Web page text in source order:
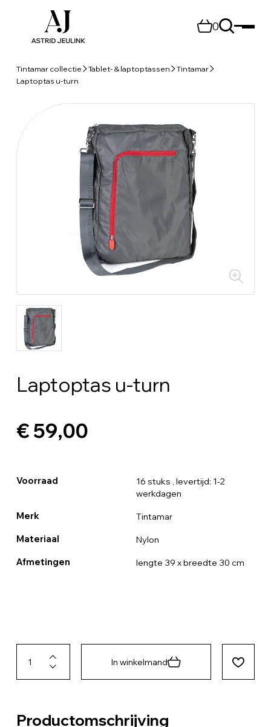
0
Tintamar collectie Tablet- & laptoptassen
Tintamar
Laptoptas u-turn
Laptoptas u-turn
€ 59,00
Voorraad 16 stuks , levertijd: 1-2
werkdagen
Merk Tintamar
Materiaal Nylon
Afmetingen lengte 39 x breedte 30 cm
In winkelmand
Productomschrijving